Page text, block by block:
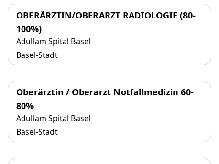
OBERÄRZTIN/OBERARZT RADIOLOGIE (80-
100%)
Adullam Spital Basel
Basel-Stadt
Oberärztin / Oberarzt Notfallmedizin 60-
80%
Adullam Spital Basel
Basel-Stadt